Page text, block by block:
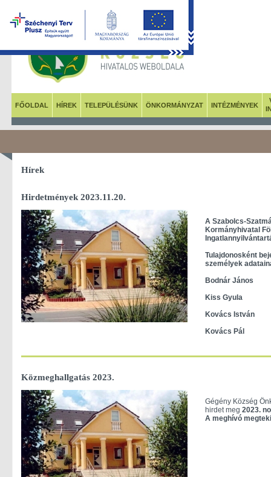
FŐOLDAL HÍREK TELEPÜLÉSÜNK ÖNKORMÁNYZAT INTÉZMÉNYEK
Hírek
Hirdetmények 2023.11.20.
A Szabolcs-
Kormányhivatal
Tulajdonosként
személyek
Bodnár János
Kiss Gyula
Kovács István
Kovács Pál
Közmeghallgatás 2023.
Gégény Község
hirdet meg 2023.
A meghívó